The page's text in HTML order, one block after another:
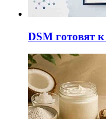
DSM готовят